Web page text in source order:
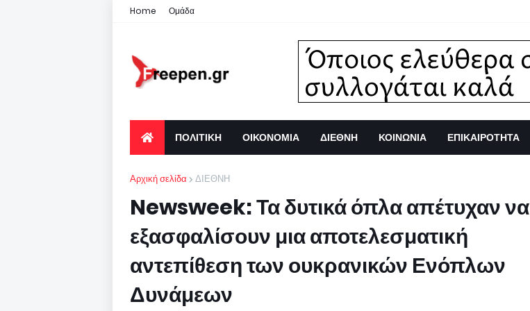
Home Ομάδα
ΠΟΛΙΤΙΚΗ ΟΙΚΟΝΟΜΙΑ ΔΙΕΘΝΗ ΚΟΙΝΩΝΙΑ ΕΠΙΚΑΙΡΟΤΗΤΑ
Αρχική σελίδα ΔΙΕΘΝΗ
Newsweek: Τα δυτικά όπλα απέτυχαν να
εξασφαλίσουν μια αποτελεσματική
αντεπίθεση των ουκρανικών Ενόπλων
Δυνάμεων